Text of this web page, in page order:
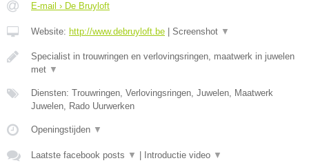
E-mail › De Bruyloft
Website: http://www.debruyloft.be Screenshot ▼
Specialist in trouwringen en verlovingsringen, maatwerk in juwelen
met ▼
Diensten: Trouwringen, Verlovingsringen, Juwelen, Maatwerk
Juwelen, Rado Uurwerken
Openingstijden ▼
Laatste facebook posts ▼ Introductie video ▼